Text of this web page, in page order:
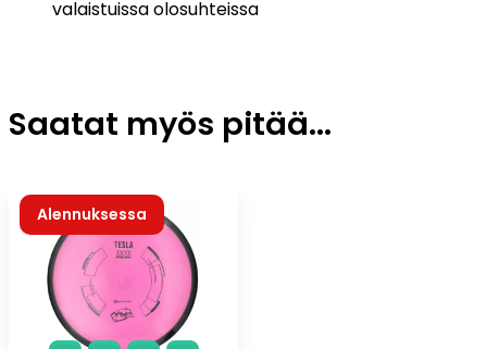
valaistuissa olosuhteissa
Saatat myös pitää...
Alennuksessa